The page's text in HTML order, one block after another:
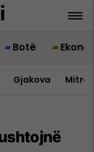
Botë
Gjakova